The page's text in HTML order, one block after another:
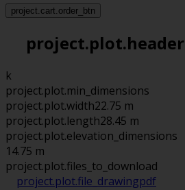
project.cart.order_btn
project.plot.header
k
project.plot.min_dimensions
project.plot.width22.75 m
project.plot.length28.45 m
project.plot.elevation_dimensions
14.75 m
project.plot.files_to_download
project.plot.file_drawingpdf